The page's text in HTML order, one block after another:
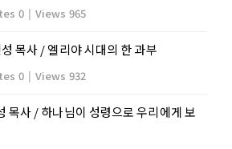
0 | Views 965
목사 / 엘리야 시대의 한 과부
0 | Views 932
목사 / 하나님이 성령으로 우리에게 보